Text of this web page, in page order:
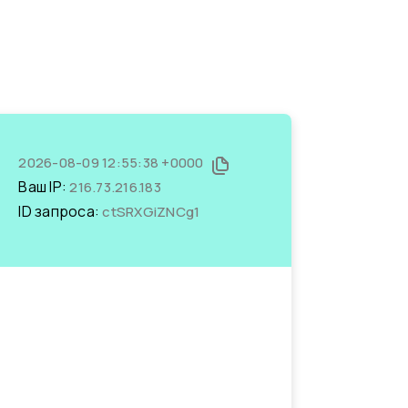
2026-08-09 12:55:38 +0000
Ваш IP:216.73.216.183
ID запроса:ctSRXGiZNCg1